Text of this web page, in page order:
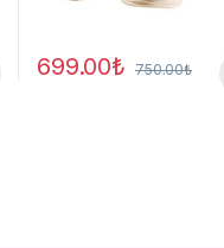
699.00₺ 750.00₺